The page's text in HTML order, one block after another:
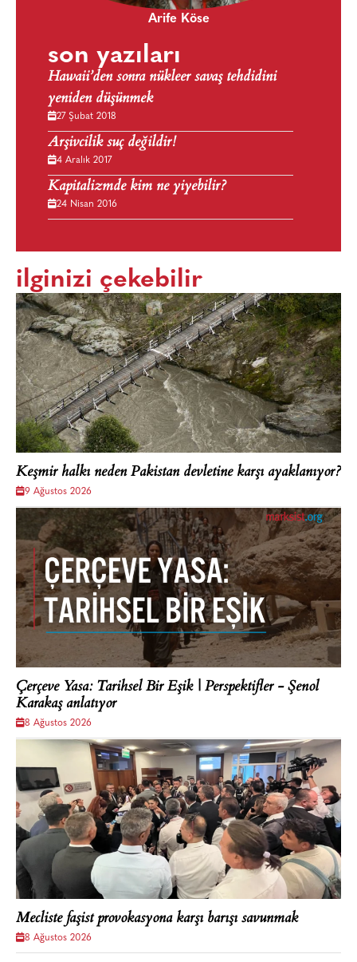
Arife Köse
son yazıları
Hawaii’den sonra nükleer savaş tehdidini
yeniden düşünmek
27 Şubat 2018
Arşivcilik suç değildir!
4 Aralık 2017
Kapitalizmde kim ne yiyebilir?
24 Nisan 2016
ilginizi çekebilir
Keşmir halkı neden Pakistan devletine karşı ayaklanıyor?
9 Ağustos 2026
Çerçeve Yasa: Tarihsel Bir Eşik | Perspektifler - Şenol
Karakaş anlatıyor
8 Ağustos 2026
Mecliste faşist provokasyona karşı barışı savunmak
8 Ağustos 2026